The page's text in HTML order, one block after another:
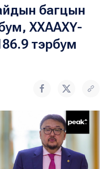
багцын
ХХААХҮ-
тэрбум